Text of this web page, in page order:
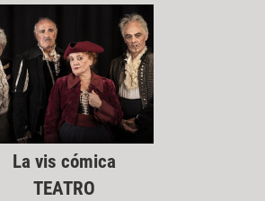
La vis cómica
TEATRO